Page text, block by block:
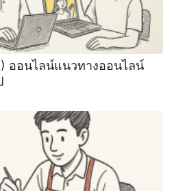
ออนไลน์แนวทางออนไลน์